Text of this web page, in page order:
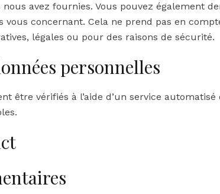
avez fournies. Vous pouvez également
vous concernant. Cela ne prend pas en
légales ou pour des raisons de sécurité.
personnelles
être vérifiés à l’aide d’un service automatisé